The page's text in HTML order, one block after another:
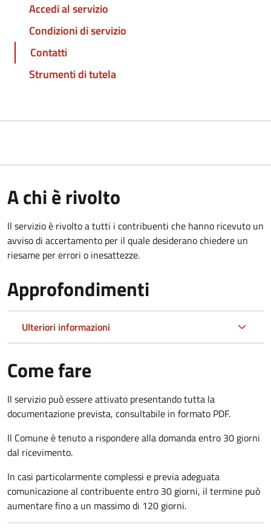
Accedi al servizio
Condizioni di servizio
Contatti
Strumenti di tutela
A chi è rivolto
Il servizio è rivolto a tutti i contribuenti che hanno ricevuto un
avviso di accertamento per il quale desiderano chiedere un
riesame per errori o inesattezze.
Approfondimenti
Ulteriori informazioni
Come fare
Il servizio può essere attivato presentando tutta la
documentazione prevista, consultabile in formato PDF.
Il Comune è tenuto a rispondere alla domanda entro 30 giorni
dal ricevimento.
In casi particolarmente complessi e previa adeguata
comunicazione al contribuente entro 30 giorni, il termine può
aumentare fino a un massimo di 120 giorni.